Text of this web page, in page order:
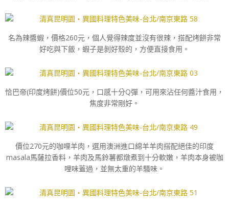
名為辣醬蝦，價格260元，個人覺得辣度並沒有很辣，搭配烤餅非常
好吃與下飯，蝦子是剝好殼的，方便直接食用。
恰巴帝(印度烤餅)價位50元，口感十分Q彈，可用來沾任何醬汁食用，
焦度非常剛好。
價位270元的咖哩羊肉，選用澳洲進口綿羊羊肉搭配絕佳的印度
masala馬薩拉香料，羊肉及馬鈴薯都燉煮到十分軟嫩，羊肉本身被咖
哩味蓋過，並無太重的羊騷味。